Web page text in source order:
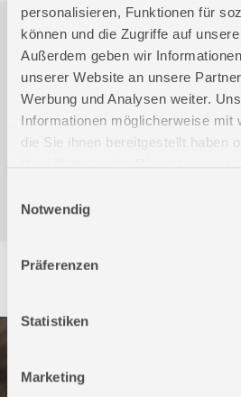
personalisieren, Funktionen für
können und die Zugriffe auf
Außerdem geben wir
unserer Website an unsere
Werbung und Analysen weiter.
Informationen möglicherweise mit
die Sie ihnen bereitgestellt haben
Notwendig
Präferenzen
Statistiken
Marketing
Produktinformation